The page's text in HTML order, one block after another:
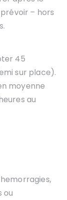
– hors
45
sur place).
moyenne
au
ou